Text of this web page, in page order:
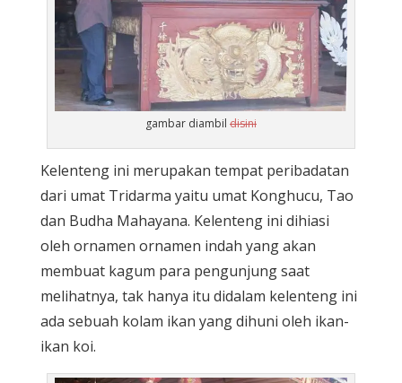
gambar diambil disini
Kelenteng ini merupakan tempat peribadatan
dari umat Tridarma yaitu umat Konghucu, Tao
dan Budha Mahayana. Kelenteng ini dihiasi
oleh ornamen ornamen indah yang akan
membuat kagum para pengunjung saat
melihatnya, tak hanya itu didalam kelenteng ini
ada sebuah kolam ikan yang dihuni oleh ikan-
ikan koi.